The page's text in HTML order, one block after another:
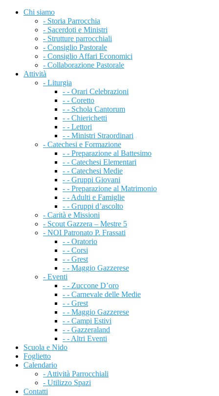
Chi siamo
- Storia Parrocchia
- Sacerdoti e Ministri
- Strutture parrocchiali
- Consiglio Pastorale
- Consiglio Affari Economici
- Collaborazione Pastorale
Attività
- Liturgia
- - Orari Celebrazioni
- - Coretto
- - Schola Cantorum
- - Chierichetti
- - Lettori
- - Ministri Straordinari
- Catechesi e Formazione
- - Preparazione al Battesimo
- - Catechesi Elementari
- - Catechesi Medie
- - Gruppi Giovani
- - Preparazione al Matrimonio
- - Adulti e Famiglie
- - Gruppi d’ascolto
- Carità e Missioni
- Scout Gazzera – Mestre 5
- NOI Patronato P. Frassati
- - Oratorio
- - Corsi
- - Grest
- - Maggio Gazzerese
- Eventi
- - Zuccone D’oro
- - Carnevale delle Medie
- - Grest
- - Maggio Gazzerese
- - Campi Estivi
- - Gazzeraland
- - Altri Eventi
Scuola e Nido
Foglietto
Calendario
- Attività Parrocchiali
- Utilizzo Spazi
Contatti